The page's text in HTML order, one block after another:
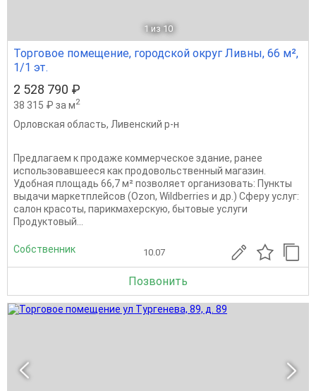
1 из 10
Торговое помещение, городской округ Ливны, 66 м²,
1/1 эт.
2 528 790 ₽
38 315 ₽ за м2
Орловская область, Ливенский р-н
Предлагаем к продаже коммерческое здание, ранее
использовавшееся как продовольственный магазин.
Удобная площадь 66,7 м² позволяет организовать: Пункты
выдачи маркетплейсов (Ozon, Wildberries и др.) Сферу услуг:
салон красоты, парикмахерскую, бытовые услуги
Продуктовый...
Собственник 10.07
Позвонить